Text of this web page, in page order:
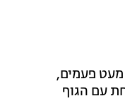
מעט פעמים,
עם הגוף